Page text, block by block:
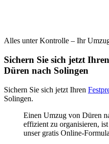
Alles unter Kontrolle – Ihr
Sichern Sie sich jetzt
Düren nach Solingen
Sichern Sie sich jetzt Ihren
Solingen.
Einen Umzug von Düren
effizient zu organisieren,
unser gratis Online-